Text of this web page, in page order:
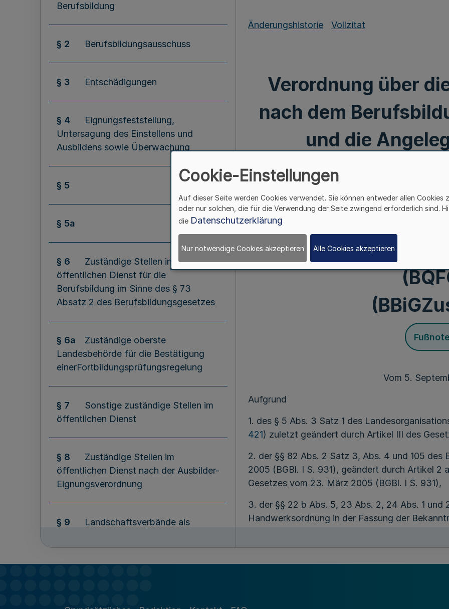
Berufsbildung
§ 2 Berufsbildungsausschuss
§ 3 Entschädigungen
§ 4
Eignungsfeststellung,
Untersagung des Einstellens und
Ausbildens sowie Überwachung
§ 5
§ 5a
§ 6
Zuständige Stellen im
öffentlichen Dienst für die
Berufsbildung im Sinne des § 73
Absatz 2 des Berufsbildungsgesetzes
§ 6a
Zuständige oberste
Landesbehörde für die Bestätigung
einerFortbildungsprüfungsregelung
§ 7
Sonstige zuständige Stellen im
öffentlichen Dienst
§ 8
Zuständige Stellen im
öffentlichen Dienst nach der Ausbilder-
Eignungsverordnung
§ 9
Landschaftsverbände als
Änderungshistorie Vollzitat
Verordnung über
nach dem
und die
Berufsbildung
Vom 5.
Aufgrund
1. des § 5 Abs. 3 Satz 1 des
421) zuletzt geändert durch Artikel III des
2. der §§ 82 Abs. 2 Satz 3, Abs. 4 und 105
2005 (BGBl. I S. 931), geändert durch Artikel 2
Gesetzes vom 23. März 2005 (BGBl. I S. 931),
3. der §§ 22 b Abs. 5, 23 Abs. 2, 24 Abs. 1 und
Handwerksordnung in der Fassung der
4. des § 36 Abs. 2 Satz 1 des Gesetzes über
Cookie-Einstellungen
Auf dieser Seite werden Cookies verwendet. Sie können entweder allen Cookies
oder nur solchen, die für die Verwendung der Seite zwingend erforderlich sind.
die Datenschutzerklärung
Nur notwendige Cookies akzeptieren Alle Cookies akzeptieren